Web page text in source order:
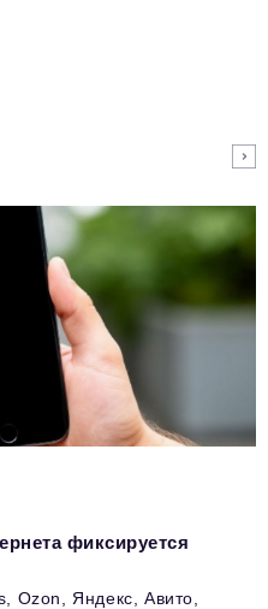
фиксируется
Ozon, Яндекс, Авито,